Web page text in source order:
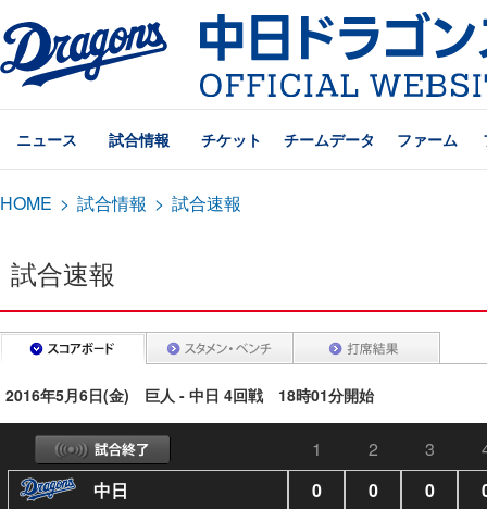
ニュース 試合情報 チケット チームデータ ファーム
HOME > 試合情報 > 試合速報
試合速報
2016年5月6日(金) 巨人 - 中日 4回戦 18時01分開始
1 2 3
中日
0 0 0